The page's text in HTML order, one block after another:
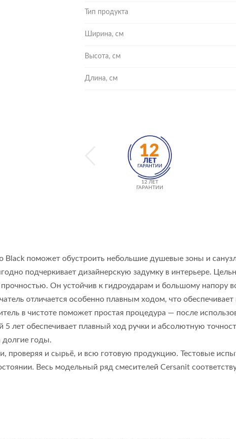
Тип продукта
Ширина, см
Высота, см
Длина, см
12 ЛЕТ
ГАРАНТИИ
Black поможет обустроить небольшие душевые зоны и
подчеркивает дизайнерскую задумку в интерьере.
Он устойчив к гидроударам и большому напору
отличается особенно плавным ходом, что
в чистоте поможет простая процедура — после
5 лет обеспечивает плавный ход ручки и абсолютную
долгие годы.
проверяя и сырьё, и всю готовую продукцию. Тестовые
Весь модельный ряд смесителей Cersanit